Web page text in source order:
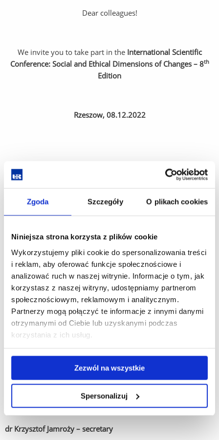
Zgoda Szczegóły O plikach cookies
Niniejsza strona korzysta z plików cookie
Wykorzystujemy pliki cookie do spersonalizowania treści
i reklam, aby oferować funkcje społecznościowe i
analizować ruch w naszej witrynie. Informacje o tym, jak
korzystasz z naszej witryny, udostępniamy partnerom
społecznościowym, reklamowym i analitycznym.
Partnerzy mogą połączyć te informacje z innymi danymi
otrzymanymi od Ciebie lub uzyskanymi podczas
korzystania z ich usług.
Zezwól na wszystkie
Spersonalizuj
Dear colleagues!
We invite you to take part in theInternational Scientific
Conference: Social and Ethical Dimensions of Changes – 8th
Edition
Rzeszow, 08.12.2022
Conference term:
08.12.2022.
Rzeszów, Rejtana 16C street
Deadline for submission of the registration form:
30.10.2022.
Information on accepting the proposal: 03.11.2022
Deadline for payment on the conference fee (40€):
14.11.2022
The costs of travel, accommodation and board, are funded
by participants or organizations that deployed them.
The text of publication should send till 20 December 2022
dr hab. Witold Jedynak, prof. UR – chairman
dr Krzysztof Jamroży – secretary